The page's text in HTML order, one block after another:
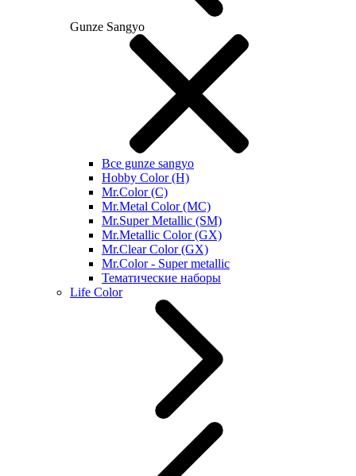
Gunze Sangyo
Все gunze sangyo
Hobby Color (H)
Mr.Color (C)
Mr.Metal Color (MC)
Mr.Super Metallic (SM)
Mr.Metallic Color (GX)
Mr.Clear Color (GX)
Mr.Color - Super metallic
Тематические наборы
Life Color